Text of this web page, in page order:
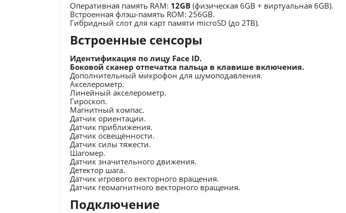
Оперативная память RAM: 12GB (физическая 6GB + виртуальная 6GB).
Встроенная флэш-память ROM: 256GB.
Гибридный слот для карт памяти microSD (до 2TB).
Встроенные сенсоры
Идентификация по лицу Face ID.
Боковой сканер отпечатка пальца в клавише включения.
Дополнительный микрофон для шумоподавления.
Акселерометр.
Линейный акселерометр.
Гироскоп.
Магнитный компас.
Датчик ориентации.
Датчик приближения.
Датчик освещённости.
Датчик силы тяжести.
Шагомер.
Датчик значительного движения.
Детектор шага.
Датчик игрового векторного вращения.
Датчик геомагнитного векторного вращения.
Подключение